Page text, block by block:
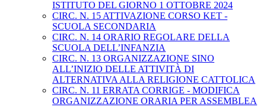
ISTITUTO DEL GIORNO 1 OTTOBRE 2024
CIRC. N. 15 ATTIVAZIONE CORSO KET -
SCUOLA SECONDARIA
CIRC. N. 14 ORARIO REGOLARE DELLA
SCUOLA DELL’INFANZIA
CIRC. N. 13 ORGANIZZAZIONE SINO
ALL’INIZIO DELLE ATTIVITÀ DI
ALTERNATIVA ALLA RELIGIONE CATTOLICA
CIRC. N. 11 ERRATA CORRIGE - MODIFICA
ORGANIZZAZIONE ORARIA PER ASSEMBLEA